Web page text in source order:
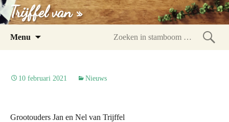
Trijffel van »
Menu
10 februari 2021 Nieuws
Grootouders Jan en Nel van Trijffel